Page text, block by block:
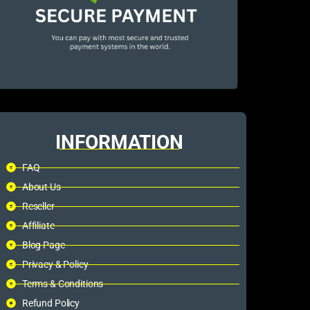
INFORMATION
FAQ
About Us
Reseller
Affiliate
Blog Page
Privacy & Policy
Terms & Conditions
Refund Policy